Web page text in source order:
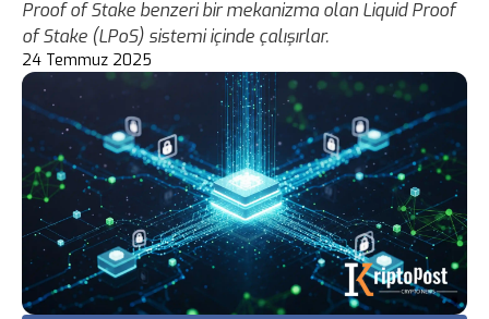
Proof of Stake benzeri bir mekanizma olan Liquid Proof
of Stake (LPoS) sistemi içinde çalışırlar.
24 Temmuz 2025